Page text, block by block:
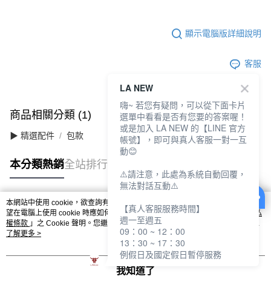
顯示電腦版詳細說明
客服
商品相關分類 (1)
▶ 精選配件 包款
本分類熱銷全站排行
熱門標籤
本網站中使用 cookie，欲查詢有關本網站使用 cookie 方式之詳情，及若您不希
望在電腦上使用 cookie 時應如何變更電腦的 cookie 設定，請參閱本網站「
隱私
權條款 」之 Cookie 聲明。您繼續使用本網站即表示您同意本公司得按本網站使
用條款之 Cookie 聲明使用 cookie。
了解更多 >
我知道了
LA NEW
嗨~ 若您有疑問，可以從下面卡片
選單中看看是否有您要的答案喔！
或是加入 LA NEW 的【LINE 官方
帳號】，即可與真人客服一對一互
動😊
⚠️請注意，此處為系統自動回覆，
無法對話互動⚠️
【真人客服服務時間】
週一至週五
09：00 ~ 12：00
13：30 ~ 17：30
例假日及國定假日暫停服務